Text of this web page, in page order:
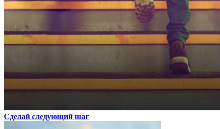
Сделай следующий шаг